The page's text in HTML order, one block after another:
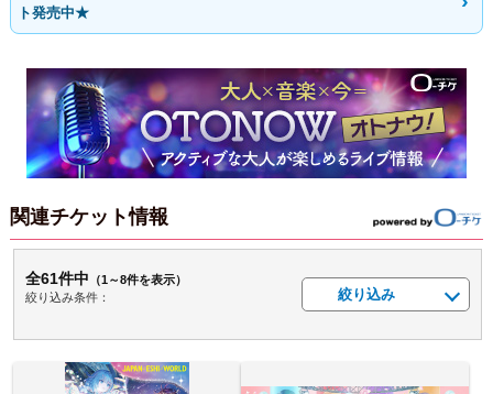
ト発売中★
関連チケット情報
全61件中 （1～8件を表示）
絞り込み条件：
絞り込み